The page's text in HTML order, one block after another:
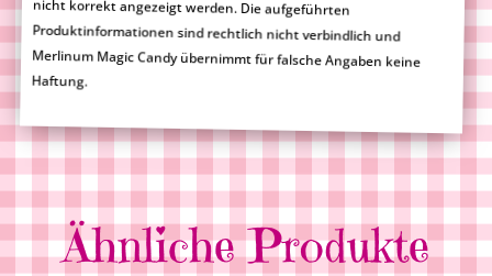
Haftung.
Ähnliche Produkte